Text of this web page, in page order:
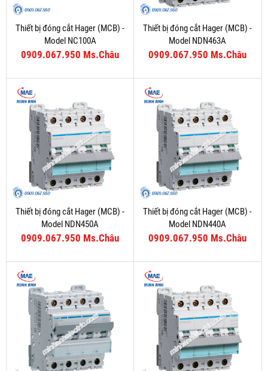
Thiết bị đóng cắt Hager (MCB) -
Model NC100A
0909.067.950 Ms.Châu
Thiết bị đóng cắt Hager (MCB) -
Model NDN463A
0909.067.950 Ms.Châu
Thiết bị đóng cắt Hager (MCB) -
Model NDN450A
0909.067.950 Ms.Châu
Thiết bị đóng cắt Hager (MCB) -
Model NDN440A
0909.067.950 Ms.Châu